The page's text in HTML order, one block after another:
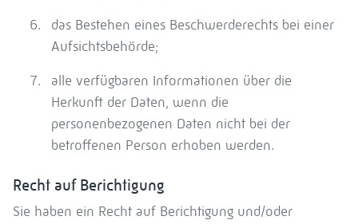
das Bestehen eines Beschwerderechts bei einer
Aufsichtsbehörde;
alle verfügbaren Informationen über die
Herkunft der Daten, wenn die
personenbezogenen Daten nicht bei der
betroffenen Person erhoben werden.
Recht auf Berichtigung
Sie haben ein Recht auf Berichtigung und/oder